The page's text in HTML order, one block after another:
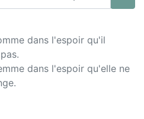
dans l'espoir qu'il
dans l'espoir qu'elle ne